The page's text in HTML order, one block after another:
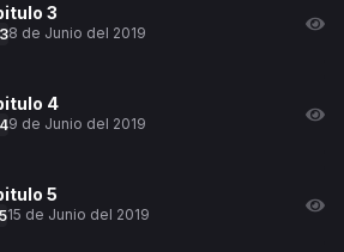
3
38 de Junio del 2019
4
49 de Junio del 2019
5
515 de Junio del 2019